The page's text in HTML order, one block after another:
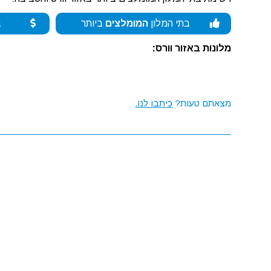
בתי המלון המומלצים ביותר
מלונות באזור וורס:
מצאתם טעות? כיתבו לנו.